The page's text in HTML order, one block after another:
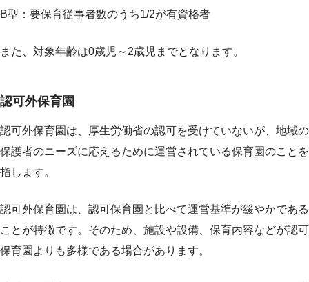
B型：要保育従事者数のうち1/2が有資格者
また、対象年齢は0歳児～2歳児までとなります。
認可外保育園
認可外保育園は、厚生労働省の認可を受けていないが、地域の
保護者のニーズに応えるために運営されている保育園のことを
指します。
認可外保育園は、認可保育園と比べて運営基準が緩やかである
ことが特徴です。そのため、施設や設備、保育内容などが認可
保育園よりも多様である場合があります。